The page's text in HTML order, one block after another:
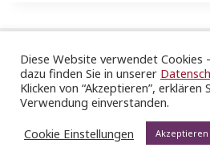
Katholische
Hedwig &
|
Diese Website verwendet
dazu finden Sie in unserer
Klicken von “Akzeptieren”, erklären
Verwendung einverstanden.
Cookie Einstellungen
Akzeptieren